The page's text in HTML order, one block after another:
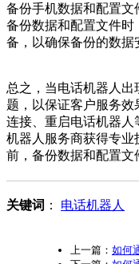
备份手机数据和配置
备份数据和配置文件
备，以确保备份的数据
总之，当电话机器人
题，以保证客户服务
连接、重启电话机器
机器人服务商获得专业
前，备份数据和配置文
关键词 ： 电话机器人
上一篇： 如何